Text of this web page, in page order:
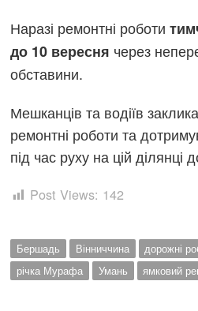
Наразі ремонтні роботи
до 10 вересня через
обставини.
Мешканців та водіїв
ремонтні роботи та
під час руху на цій ділянці
Post Views: 142
Бершадь Вінниччина дорожні
річка Мурафа
Умань ямковий